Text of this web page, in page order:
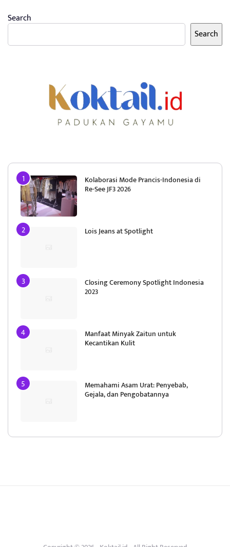
Search
Search
Kolaborasi Mode Prancis-Indonesia di
Re-See JF3 2026
Lois Jeans at Spotlight
Closing Ceremony Spotlight Indonesia
2023
Manfaat Minyak Zaitun untuk
Kecantikan Kulit
Memahami Asam Urat: Penyebab,
Gejala, dan Pengobatannya